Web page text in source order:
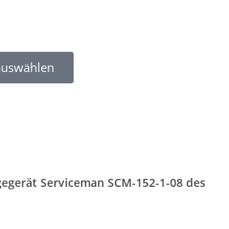
Serviceman SCM-152-1-08 des